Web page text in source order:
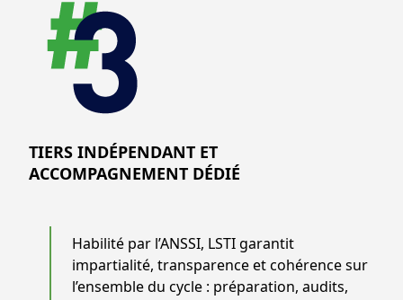
TIERS INDÉPENDANT ET
ACCOMPAGNEMENT DÉDIÉ
Habilité par l’ANSSI, LSTI garantit
impartialité, transparence et cohérence sur
l’ensemble du cycle : préparation, audits,